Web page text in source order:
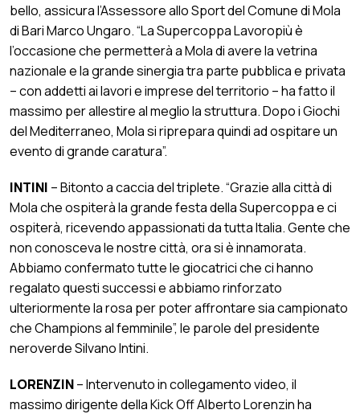
bello, assicura l’Assessore allo Sport del Comune di Mola
di Bari Marco Ungaro. “La Supercoppa Lavoropiù è
l’occasione che permetterà a Mola di avere la vetrina
nazionale e la grande sinergia tra parte pubblica e privata
– con addetti ai lavori e imprese del territorio – ha fatto il
massimo per allestire al meglio la struttura. Dopo i Giochi
del Mediterraneo, Mola si riprepara quindi ad ospitare un
evento di grande caratura”.
INTINI – Bitonto a caccia del triplete. “Grazie alla città di
Mola che ospiterà la grande festa della Supercoppa e ci
ospiterà, ricevendo appassionati da tutta Italia. Gente che
non conosceva le nostre città, ora si è innamorata.
Abbiamo confermato tutte le giocatrici che ci hanno
regalato questi successi e abbiamo rinforzato
ulteriormente la rosa per poter affrontare sia campionato
che Champions al femminile”, le parole del presidente
neroverde Silvano Intini.
LORENZIN– Intervenuto in collegamento video, il
massimo dirigente della Kick Off Alberto Lorenzin ha